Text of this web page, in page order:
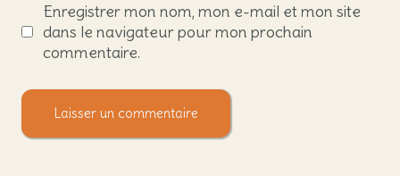
Enregistrer mon nom, mon e-mail et mon site
dans le navigateur pour mon prochain
commentaire.